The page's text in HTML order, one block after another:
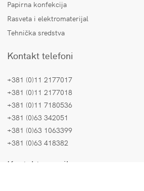
Papirna konfekcija
Rasveta i elektromaterijal
Tehnička sredstva
Kontakt telefoni
+381 (0)11 2177017
+381 (0)11 2177018
+381 (0)11 7180536
+381 (0)63 342051
+381 (0)63 1063399
+381 (0)63 418382
Kontakt e-mail